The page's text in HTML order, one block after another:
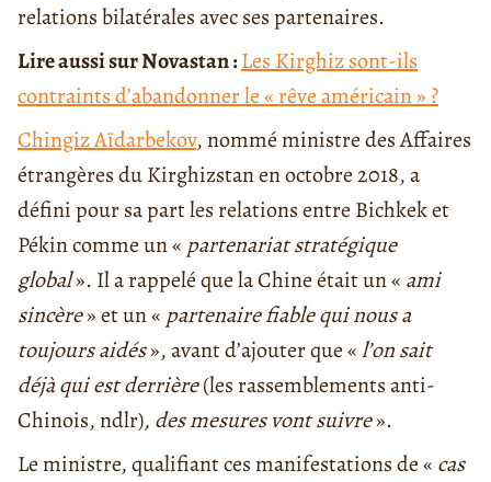
relations bilatérales avec ses partenaires.
Lire aussi sur Novastan :Les Kirghiz sont-ils
contraints d’abandonner le « rêve américain » ?
Chingiz Aïdarbekov, nommé ministre des Affaires
étrangères du Kirghizstan en octobre 2018, a
défini pour sa part les relations entre Bichkek et
Pékin comme un « partenariat stratégique
global». Il a rappelé que la Chine était un « ami
sincère» et un « partenaire fiable qui nous a
toujours aidés», avant d’ajouter que «l’on sait
déjà qui est derrière(les rassemblements anti-
Chinois, ndlr), des mesures vont suivre».
Le ministre, qualifiant ces manifestations de « cas